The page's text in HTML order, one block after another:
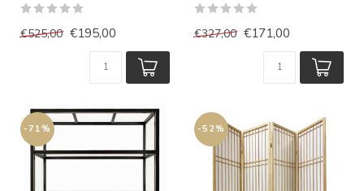
€525,00 €195,00 €327,00 €171,00
-71% -52%